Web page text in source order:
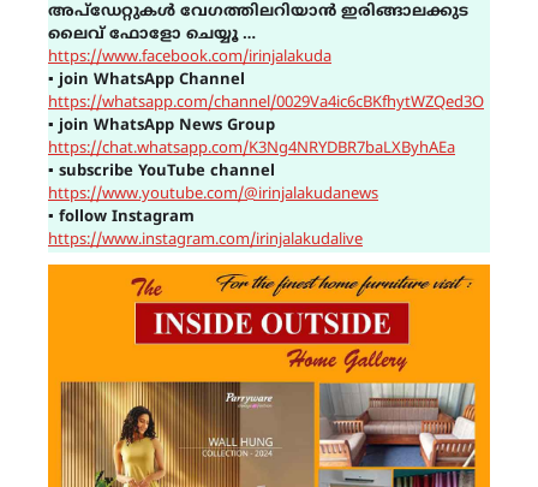
അപ്ഡേറ്റുകൾ വേഗത്തിലറിയാൻ ഇരിങ്ങാലക്കുട
ലൈവ് ഫോളോ ചെയ്യൂ …
https://www.facebook.com/irinjalakuda
▪ join WhatsApp Channel
https://whatsapp.com/channel/0029Va4ic6cBKfhytWZQed3O
▪ join WhatsApp News Group
https://chat.whatsapp.com/K3Ng4NRYDBR7baLXByhAEa
▪ subscribe YouTube channel
https://www.youtube.com/@irinjalakudanews
▪ follow Instagram
https://www.instagram.com/irinjalakudalive